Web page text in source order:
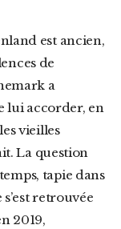
de
a
lui accorder, en
vieilles
La question
tapie dans
retrouvée
2019,